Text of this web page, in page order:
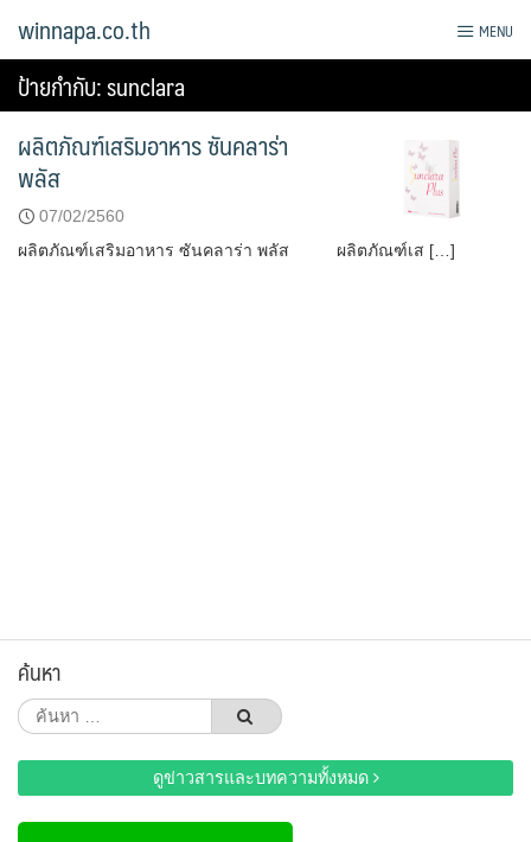
winnapa.co.th MENU
ป้ายกำกับ:sunclara
ผลิตภัณฑ์เสริมอาหาร ซันคลาร่า
พลัส
07/02/2560
ผลิตภัณฑ์เสริมอาหาร ซันคลาร่า พลัส ผลิตภัณฑ์เส […]
ค้นหา
ค้นหา
สำหรับ:
ดูข่าวสารและบทความทั้งหมด